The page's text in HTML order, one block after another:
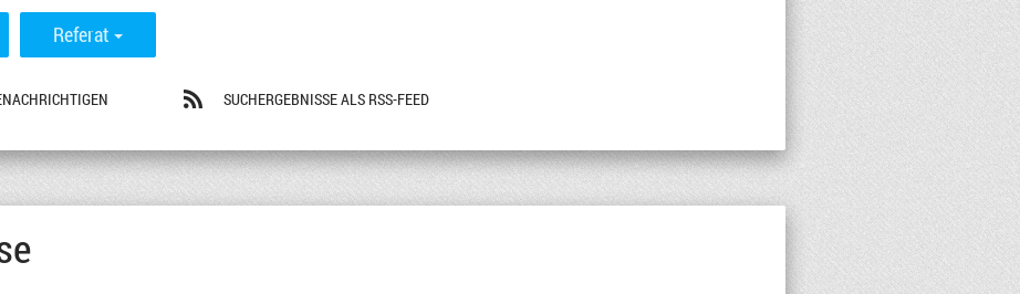
Referat
SUCHERGEBNISSE ALS RSS-FEED